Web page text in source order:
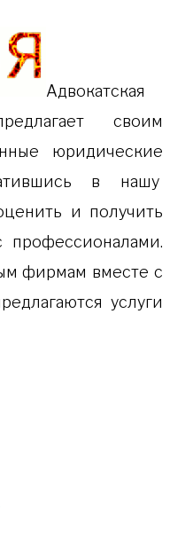
Адвокатская
своим
юридические
в нашу
и получить
профессионалами.
фирмам вместе с
услуги